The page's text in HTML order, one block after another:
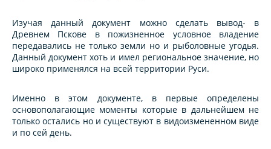
Изучая данный документ можно сделать вывод- в
Древнем Пскове в пожизненное условное владение
передавались не только земли но и рыболовные угодья.
Данный документ хоть и имел региональное значение, но
широко применялся на всей территории Руси.
Именно в этом документе, в первые определены
основополагающие моменты которые в дальнейшем не
только остались но и существуют в видоизмененном виде
и по сей день.